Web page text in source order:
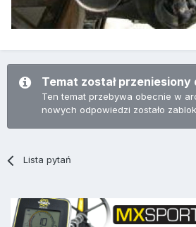
Temat został przeniesiony
Ten temat przebywa obecnie w
nowych odpowiedzi zostało
Lista pytań